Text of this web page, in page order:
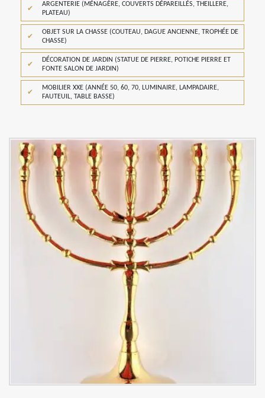
ARGENTERIE (MÉNAGÈRE, COUVERTS DÉPAREILLÉS, THEILLERE,
PLATEAU)
OBJET SUR LA CHASSE (COUTEAU, DAGUE ANCIENNE, TROPHÉE DE
CHASSE)
DÉCORATION DE JARDIN (STATUE DE PIERRE, POTICHE PIERRE ET
FONTE SALON DE JARDIN)
MOBILIER XXE (ANNÉE 50, 60, 70, LUMINAIRE, LAMPADAIRE,
FAUTEUIL, TABLE BASSE)